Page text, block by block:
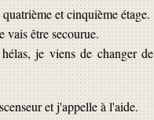
et cinquième étage.
vais être secourue.
je viens de changer de
et j'appelle à l'aide.